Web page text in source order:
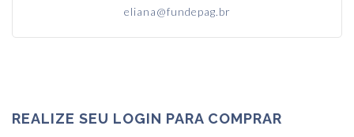
eliana@fundepag.br
REALIZE SEU LOGIN PARA COMPRAR